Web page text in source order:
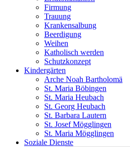
Firmung
Trauung
Krankensalbung
Beerdigung
Weihen
Katholisch werden
Schutzkonzept
Kindergärten
Arche Noah Bartholomä
St. Maria Böbingen
St. Maria Heubach
St. Georg Heubach
St. Barbara Lautern
St. Josef Mögglingen
St. Maria Mögglingen
Soziale Dienste